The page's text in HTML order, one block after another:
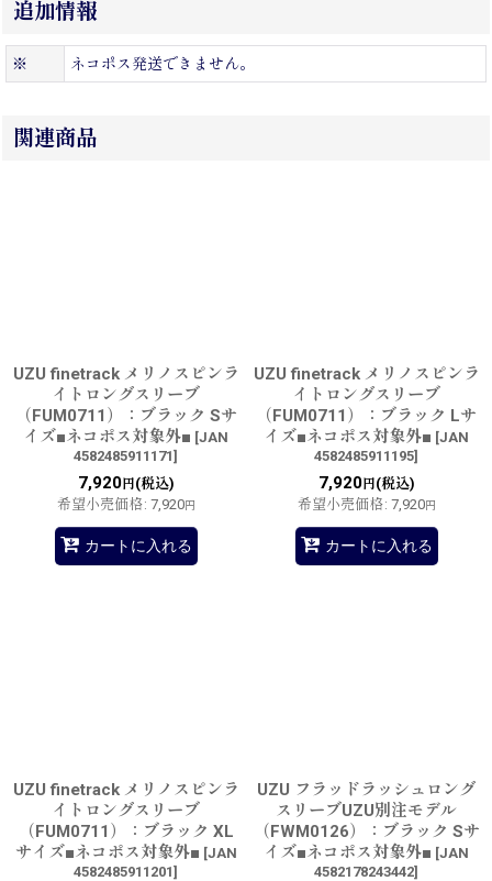
追加情報
※ ネコポス発送できません。
関連商品
UZU finetrack メリノスピンラ
イトロングスリーブ
（FUM0711）：ブラック Sサ
イズ■ネコポス対象外■ [JAN
4582485911171]
7,920円(税込)
希望小売価格: 7,920円
カートに入れる
UZU finetrack メリノスピンラ
イトロングスリーブ
（FUM0711）：ブラック Lサ
イズ■ネコポス対象外■ [JAN
4582485911195]
7,920円(税込)
希望小売価格: 7,920円
カートに入れる
UZU finetrack メリノスピンラ
イトロングスリーブ
（FUM0711）：ブラック XL
サイズ■ネコポス対象外■ [JAN
4582485911201]
UZU フラッドラッシュロング
スリーブUZU別注モデル
（FWM0126）：ブラック Sサ
イズ■ネコポス対象外■ [JAN
4582178243442]